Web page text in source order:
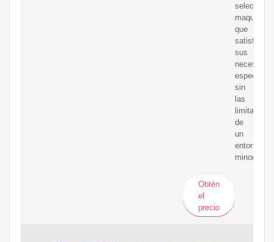
maquinaria
que
satisfaga
sus
sin
las
de
un
entorno
minorista.
Obtén
el
precio